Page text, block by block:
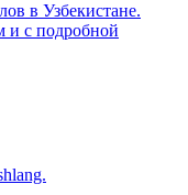
в Узбекистане.
и с подробной